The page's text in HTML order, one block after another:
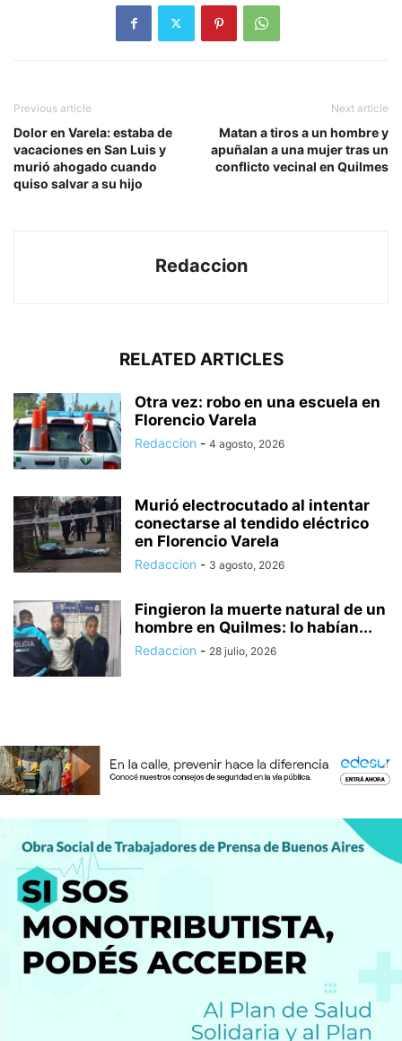
Previous article
Dolor en Varela: estaba de
vacaciones en San Luis y
murió ahogado cuando
quiso salvar a su hijo
Next article
Matan a tiros a un hombre y
apuñalan a una mujer tras un
conflicto vecinal en Quilmes
Redaccion
RELATED ARTICLES
Otra vez: robo en una escuela en
Florencio Varela
Redaccion - 4 agosto, 2026
Murió electrocutado al intentar
conectarse al tendido eléctrico
en Florencio Varela
Redaccion - 3 agosto, 2026
Fingieron la muerte natural de un
hombre en Quilmes: lo habían...
Redaccion - 28 julio, 2026